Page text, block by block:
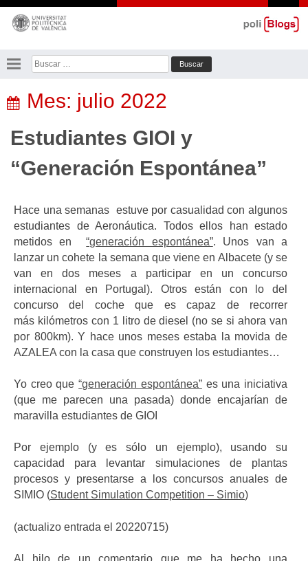
Saltar
contenido
Buscar:
Mes: julio 2022
Estudiantes GIOI y
“Generación Espontánea”
Hace una semanas estuve por casualidad con algunos
estudiantes de Aeronáutica. Todos ellos han estado
metidos en“generación espontánea”. Unos van a
lanzar un cohete la semana que viene en Albacete (y se
van en dos meses a participar en un concurso
internacional en Portugal). Otros están con lo del
concurso del coche que es capaz de recorrer
más kilómetros con 1 litro de diesel (no se si ahora van
por 800km). Y hace unos meses estaba la movida de
AZALEA con la casa que construyen los estudiantes…
Yo creo que“generación espontánea”es una iniciativa
(que me parecen una pasada) donde encajarían de
maravilla estudiantes de GIOI
Por ejemplo (y es sólo un ejemplo), usando su
capacidad para levantar simulaciones de plantas
procesos y presentarse a los concursos anuales de
SIMIO (Student Simulation Competition – Simio)
(actualizo entrada el 20220715)